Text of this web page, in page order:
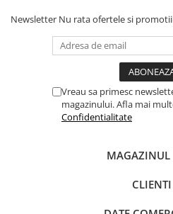
Newsletter Nu rata ofertele si
Vreau sa primesc
magazinului. Afla mai
Confidentialitate
MAGAZINUL
CLIENTI